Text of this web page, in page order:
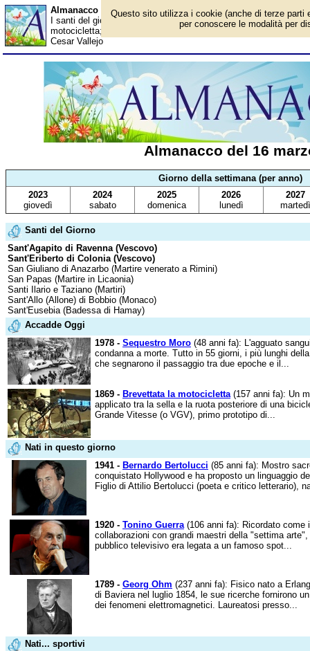
Almanacco del 16 marzo - Santi del giorno
I santi del giorno, eventi storici, successi sportivi, anniversari
motocicletta; Bernardo Bertolucci; Tonino Guerra; Georg Ohm;
Cesar Vallejo
Almanacco del 16
Giorno della settimana (per anno)
2023
giovedì
2024
sabato
2025
domenica
2026
lunedì
2027
martedì
Santi del Giorno
Sant'Agapito di Ravenna (Vescovo)
Sant'Eriberto di Colonia (Vescovo)
San Giuliano di Anazarbo (Martire venerato a Rimini)
San Papas (Martire in Licaonia)
Santi Ilario e Taziano (Martiri)
Sant'Allo (Allone) di Bobbio (Monaco)
Sant'Eusebia (Badessa di Hamay)
Accadde Oggi
1978 - Sequestro Moro (48 anni fa): L'agguato
condanna a morte. Tutto in 55 giorni, i più lunghi
che segnarono il passaggio tra due epoche e il...
1869 - Brevettata la motocicletta(157 anni fa): Un
applicato tra la sella e la ruota posteriore di una
Grande Vitesse (o VGV), primo prototipo di...
Nati in questo giorno
1941 - Bernardo Bertolucci (85 anni fa): Mostro
conquistato Hollywood e ha proposto un linguaggio
Figlio di Attilio Bertolucci (poeta e critico letterario),
1920 - Tonino Guerra(106 anni fa): Ricordato come
collaborazioni con grandi maestri della "settima
pubblico televisivo era legata a un famoso spot...
1789 - Georg Ohm (237 anni fa): Fisico nato a
di Baviera nel luglio 1854, le sue ricerche fornirono
dei fenomeni elettromagnetici. Laureatosi presso...
Nati... sportivi
Questo sito utilizza i cookie (anche di terze parti
per conoscere le modalità per